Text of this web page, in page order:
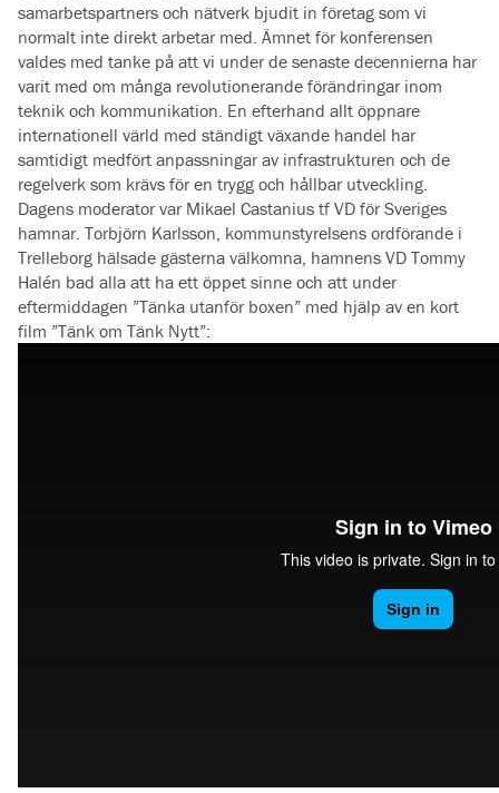
samarbetspartners och nätverk bjudit in företag som vi
normalt inte direkt arbetar med. Ämnet för konferensen
valdes med tanke på att vi under de senaste decennierna har
varit med om många revolutionerande förändringar inom
teknik och kommunikation. En efterhand allt öppnare
internationell värld med ständigt växande handel har
samtidigt medfört anpassningar av infrastrukturen och de
regelverk som krävs för en trygg och hållbar utveckling.
Dagens moderator var Mikael Castanius tf VD för Sveriges
hamnar. Torbjörn Karlsson, kommunstyrelsens ordförande i
Trelleborg hälsade gästerna välkomna, hamnens VD Tommy
Halén bad alla att ha ett öppet sinne och att under
eftermiddagen ”Tänka utanför boxen” med hjälp av en kort
film ”Tänk om Tänk Nytt”: